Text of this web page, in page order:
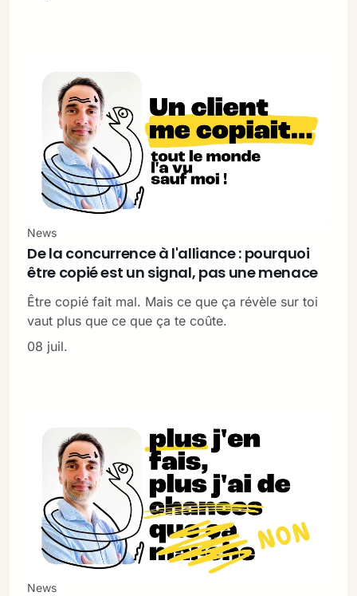
News
De la concurrence à l'alliance : pourquoi
être copié est un signal, pas une menace
Être copié fait mal. Mais ce que ça révèle sur toi
vaut plus que ce que ça te coûte.
08 juil.
News